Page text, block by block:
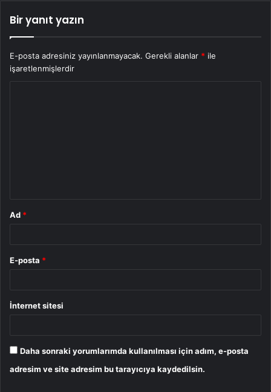
Bir yanıt yazın
E-posta adresiniz yayınlanmayacak. Gerekli alanlar * ile
işaretlenmişlerdir
Ad *
E-posta *
İnternet sitesi
Daha sonraki yorumlarımda kullanılması için adım, e-posta
adresim ve site adresim bu tarayıcıya kaydedilsin.